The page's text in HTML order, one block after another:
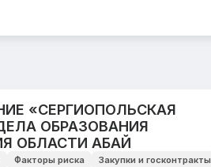
«СЕРГИОПОЛЬСКАЯ
ОБРАЗОВАНИЯ
ОБЛАСТИ АБАЙ
Факторы риска Закупки и госконтракты